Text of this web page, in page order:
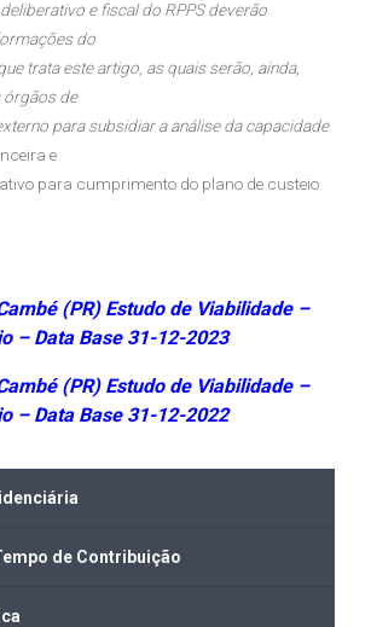
e fiscal do RPPS deverão
do
trata este artigo, as quais serão, ainda,
órgãos de
para subsidiar a análise da capacidade
e
para cumprimento do plano de custeio
(PR) Estudo de Viabilidade –
– Data Base 31-12-2023
(PR) Estudo de Viabilidade –
– Data Base 31-12-2022
de Contribuição